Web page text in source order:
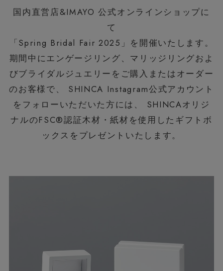
国内直営店&IMAYO 公式オンラインショップに
て
「Spring Bridal Fair 2025」を開催いたします。
期間中にエンゲージリング、マリッジリングおよ
びブライダルジュエリーをご購入またはオーダー
のお客様で、 SHINCA Instagram公式アカウント
をフォローいただいた方には、 SHINCAオリジ
ナルのFSC®認証木材・紙材を使用したギフトボ
ックスをプレゼントいたします。